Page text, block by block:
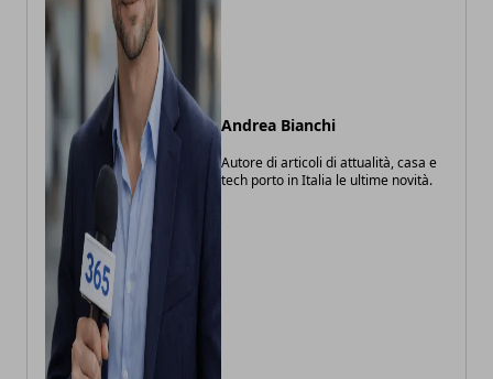
Andrea Bianchi
Autore di articoli di attualità, casa e
tech porto in Italia le ultime novità.